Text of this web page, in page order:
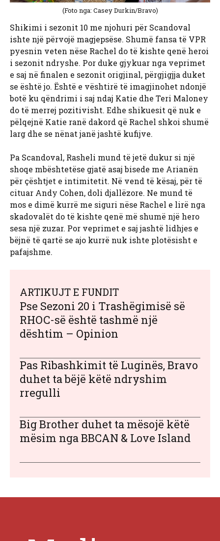
(Foto nga: Casey Durkin/Bravo)
Shikimi i sezonit 10 me njohuri për Scandoval
ishte një përvojë magjepsëse. Shumë fansa të VPR
pyesnin veten nëse Rachel do të kishte qenë heroi
i sezonit ndryshe. Por duke gjykuar nga veprimet
e saj në finalen e sezonit origjinal, përgjigjja duket
se është jo. Është e vështirë të imagjinohet ndonjë
botë ku qëndrimi i saj ndaj Katie dhe Teri Maloney
do të merrej pozitivisht. Edhe shikuesit që nuk e
pëlqejnë Katie ranë dakord që Rachel shkoi shumë
larg dhe se nënat janë jashtë kufijve.
Pa Scandoval, Rasheli mund të jetë dukur si një
shoqe mbështetëse gjatë asaj bisede me Arianën
për çështjet e intimitetit. Në vend të kësaj, për të
cituar Andy Cohen, doli djallëzore. Ne mund të
mos e dimë kurrë me siguri nëse Rachel e lirë nga
skadovalët do të kishte qenë më shumë një hero
sesa një zuzar. Por veprimet e saj jashtë lidhjes e
bëjnë të qartë se ajo kurrë nuk ishte plotësisht e
pafajshme.
ARTIKUJT E FUNDIT
Pse Sezoni 20 i Trashëgimisë së
RHOC-së është tashmë një
dështim – Opinion
Pas Ribashkimit të Luginës, Bravo
duhet ta bëjë këtë ndryshim
rregulli
Big Brother duhet ta mësojë këtë
mësim nga BBCAN & Love Island